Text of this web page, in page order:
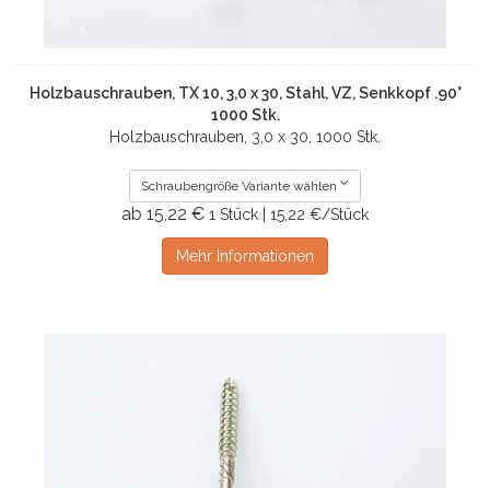
Holzbauschrauben, TX 10, 3,0 x 30, Stahl, VZ, Senkkopf .90°
1000 Stk.
Holzbauschrauben, 3,0 x 30, 1000 Stk.
Schraubengröße Variante wählen
ab 15,22 € 1 Stück | 15,22 €/Stück
Mehr Informationen